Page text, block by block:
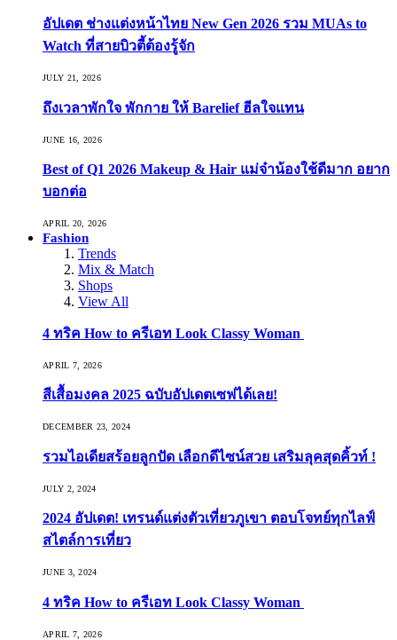
อัปเดต ช่างแต่งหน้าไทย New Gen 2026 รวม MUAs to
Watch ที่สายบิวตี้ต้องรู้จัก
JULY 21, 2026
ถึงเวลาพักใจ พักกาย ให้ Barelief ฮีลใจแทน
JUNE 16, 2026
Best of Q1 2026 Makeup & Hair แม่จ๋าน้องใช้ดีมาก อยาก
บอกต่อ
APRIL 20, 2026
Fashion
Trends
Mix & Match
Shops
View All
4 ทริค How to ครีเอท Look Classy Woman
APRIL 7, 2026
สีเสื้อมงคล 2025 ฉบับอัปเดตเซฟได้เลย!
DECEMBER 23, 2024
รวมไอเดียสร้อยลูกปัด เลือกดีไซน์สวย เสริมลุคสุดคิ้วท์ !
JULY 2, 2024
2024 อัปเดต! เทรนด์แต่งตัวเที่ยวภูเขา ตอบโจทย์ทุกไลฟ์
สไตล์การเที่ยว
JUNE 3, 2024
4 ทริค How to ครีเอท Look Classy Woman
APRIL 7, 2026